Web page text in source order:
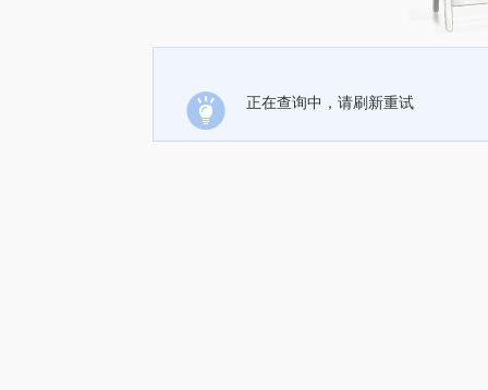
正在查询中，请刷新重试